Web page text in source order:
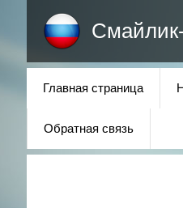
Главная страница
Обратная связь